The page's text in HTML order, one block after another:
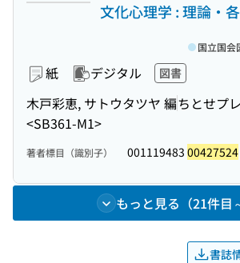
文化心理学 : 理論・
紙 デジタル 図書
木戸彩恵, サトウタツヤ 編ちとせプ
<SB361-M1>
国立国会
著者標目（識別子） 001119483 00427524
もっと見る（21件目
書誌